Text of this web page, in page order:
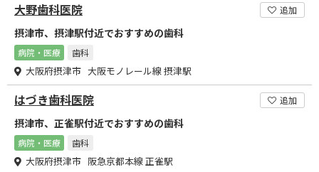
大野歯科医院 追加
摂津市、摂津駅付近でおすすめの歯科
病院・医療 歯科
大阪府摂津市 大阪モノレール線 摂津駅
はづき歯科医院 追加
摂津市、正雀駅付近でおすすめの歯科
病院・医療 歯科
大阪府摂津市 阪急京都本線 正雀駅